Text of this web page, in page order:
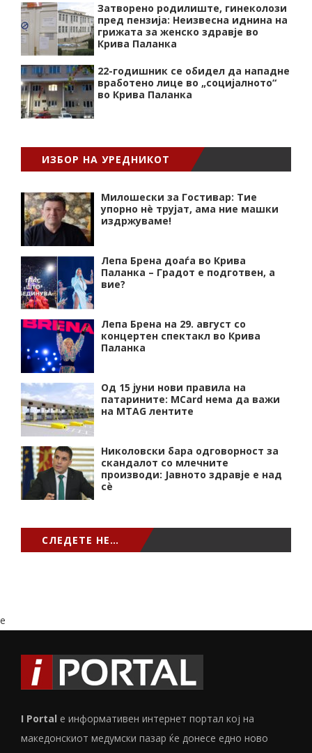
Затворено родилиште, гинеколози
пред пензија: Неизвесна иднина на
грижата за женско здравје во
Крива Паланка
22-годишник се обидел да нападне
вработено лице во „социјалното“
во Крива Паланка
ИЗБОР НА УРЕДНИКОТ
Милошески за Гостивар: Тие
упорно нѐ трујат, ама ние машки
издржуваме!
Лепа Брена доаѓа во Крива
Паланка – Градот е подготвен, а
вие?
Лепа Брена на 29. август со
концертен спектакл во Крива
Паланка
Од 15 јуни нови правила на
патарините: MCard нема да важи
на MTAG лентите
Николовски бара одговорност за
скандалот со млечните
производи: Јавното здравје е над
сѐ
СЛЕДЕТЕ НЕ…
e
I Portal е информативен интернет портал кој на
македонскиот медумски пазар ќе донесе едно ново